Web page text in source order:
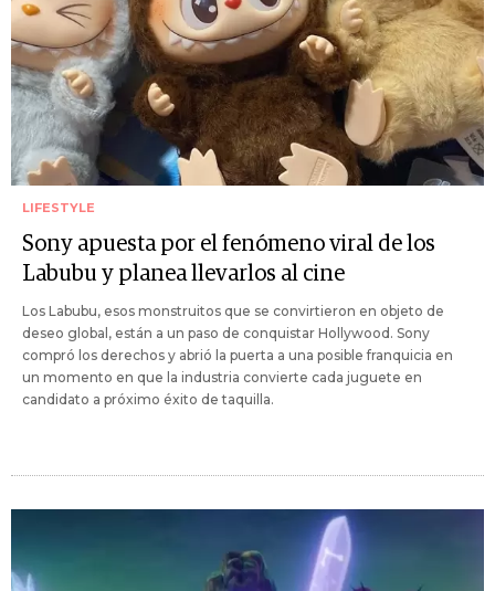
LIFESTYLE
Sony apuesta por el fenómeno viral de los
Labubu y planea llevarlos al cine
Los Labubu, esos monstruitos que se convirtieron en objeto de
deseo global, están a un paso de conquistar Hollywood. Sony
compró los derechos y abrió la puerta a una posible franquicia en
un momento en que la industria convierte cada juguete en
candidato a próximo éxito de taquilla.